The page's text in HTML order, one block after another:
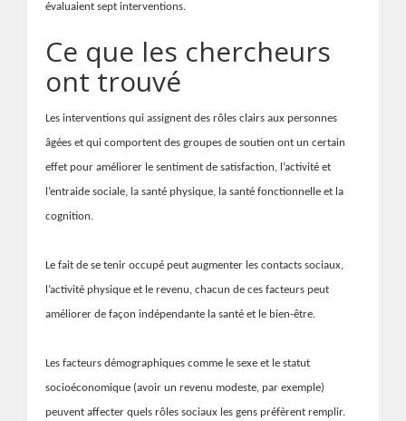
évaluaient sept interventions.
Ce que les chercheurs
ont trouvé
Les interventions qui assignent des rôles clairs aux personnes
âgées et qui comportent des groupes de soutien ont un certain
effet pour améliorer le sentiment de satisfaction, l’activité et
l’entraide sociale, la santé physique, la santé fonctionnelle et la
cognition.
Le fait de se tenir occupé peut augmenter les contacts sociaux,
l’activité physique et le revenu, chacun de ces facteurs peut
améliorer de façon indépendante la santé et le bien-être.
Les facteurs démographiques comme le sexe et le statut
socioéconomique (avoir un revenu modeste, par exemple)
peuvent affecter quels rôles sociaux les gens préfèrent remplir.